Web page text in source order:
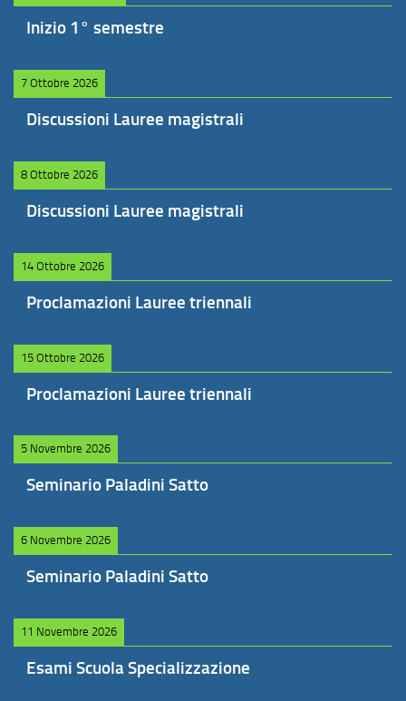
Inizio 1° semestre
7 Ottobre 2026
Discussioni Lauree magistrali
8 Ottobre 2026
Discussioni Lauree magistrali
14 Ottobre 2026
Proclamazioni Lauree triennali
15 Ottobre 2026
Proclamazioni Lauree triennali
5 Novembre 2026
Seminario Paladini Satto
6 Novembre 2026
Seminario Paladini Satto
11 Novembre 2026
Esami Scuola Specializzazione